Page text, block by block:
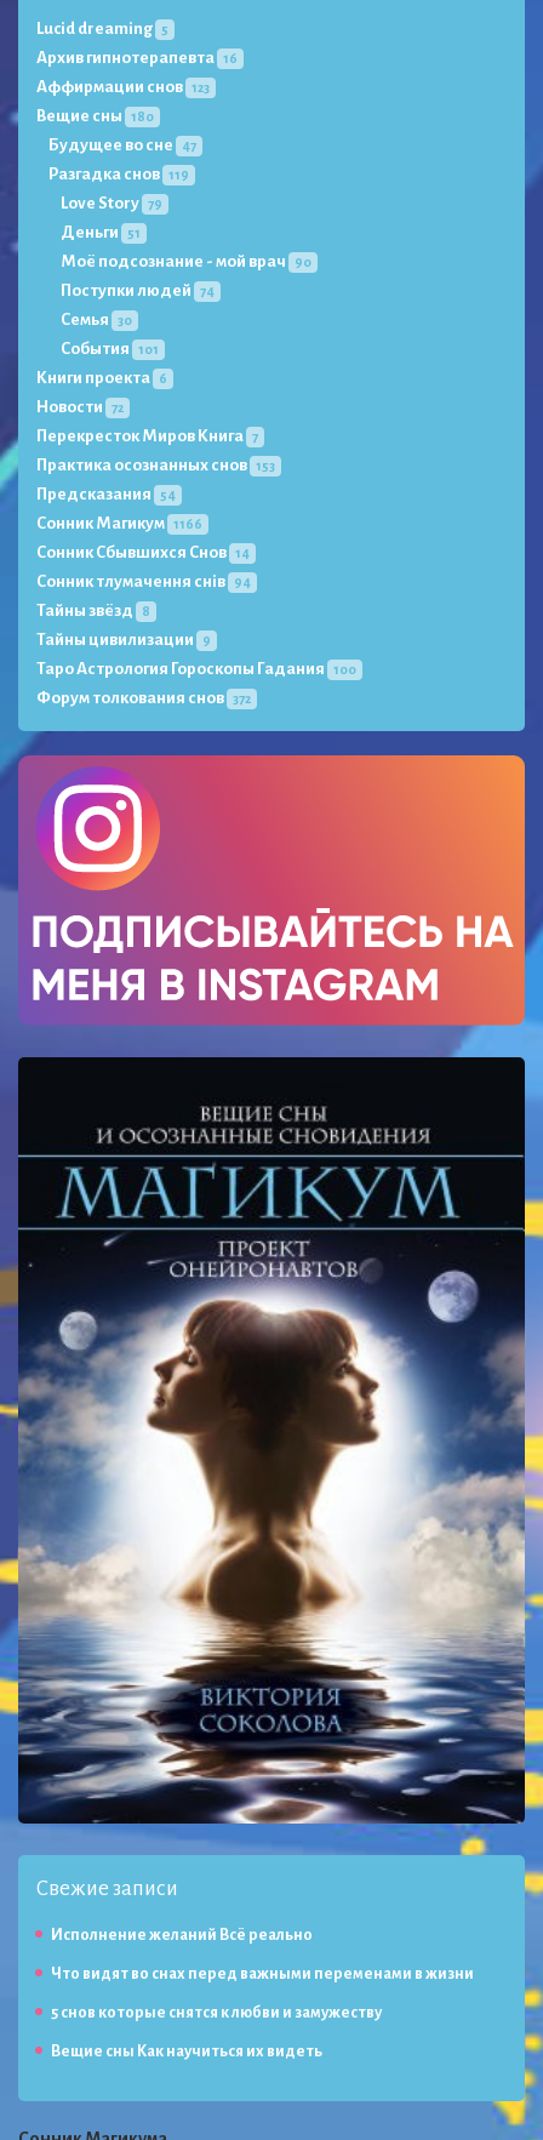
Lucid dreaming 5
Архив гипнотерапевта 16
Аффирмации снов 123
Вещие сны 180
Будущее во сне 47
Разгадка снов 119
Love Story 79
Деньги 51
Моё подсознание - мой врач 90
Поступки людей 74
Семья 30
События 101
Книги проекта 6
Новости 72
Перекресток Миров Книга 7
Практика осознанных снов 153
Предсказания 54
Сонник Магикум 1166
Сонник Сбывшихся Снов 14
Сонник тлумачення снів 94
Тайны звёзд 8
Тайны цивилизации 9
Таро Астрология Гороскопы Гадания 100
Форум толкования снов 372
Свежие записи
Исполнение желаний Всё реально
Что видят во снах перед важными переменами в жизни
5 снов которые снятся к любви и замужеству
Вещие сны Как научиться их видеть